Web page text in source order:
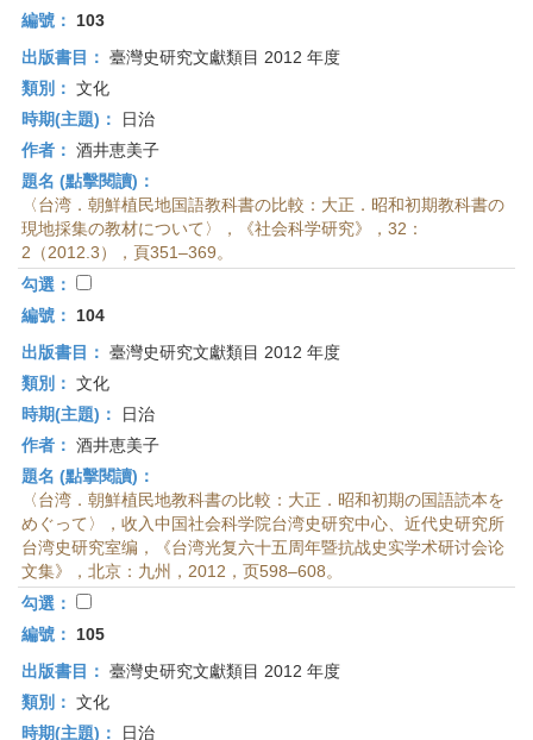
編號：
103
出版書目： 臺灣史研究文獻類目 2012 年度
類別： 文化
時期(主題)：
日治
作者： 酒井恵美子
題名 (點擊閱讀)：
〈台湾．朝鮮植民地国語教科書の比較：大正．昭和初期教科書の
現地採集の教材について〉，《社会科学研究》，32：
2（2012.3），頁351–369。
勾選：
編號：
104
出版書目： 臺灣史研究文獻類目 2012 年度
類別： 文化
時期(主題)：
日治
作者： 酒井恵美子
題名 (點擊閱讀)：
〈台湾．朝鮮植民地教科書の比較：大正．昭和初期の国語読本を
めぐって〉，收入中国社会科学院台湾史研究中心、近代史研究所
台湾史研究室编，《台湾光复六十五周年暨抗战史实学术研讨会论
文集》，北京：九州，2012，页598–608。
勾選：
編號：
105
出版書目： 臺灣史研究文獻類目 2012 年度
類別： 文化
時期(主題)：
日治